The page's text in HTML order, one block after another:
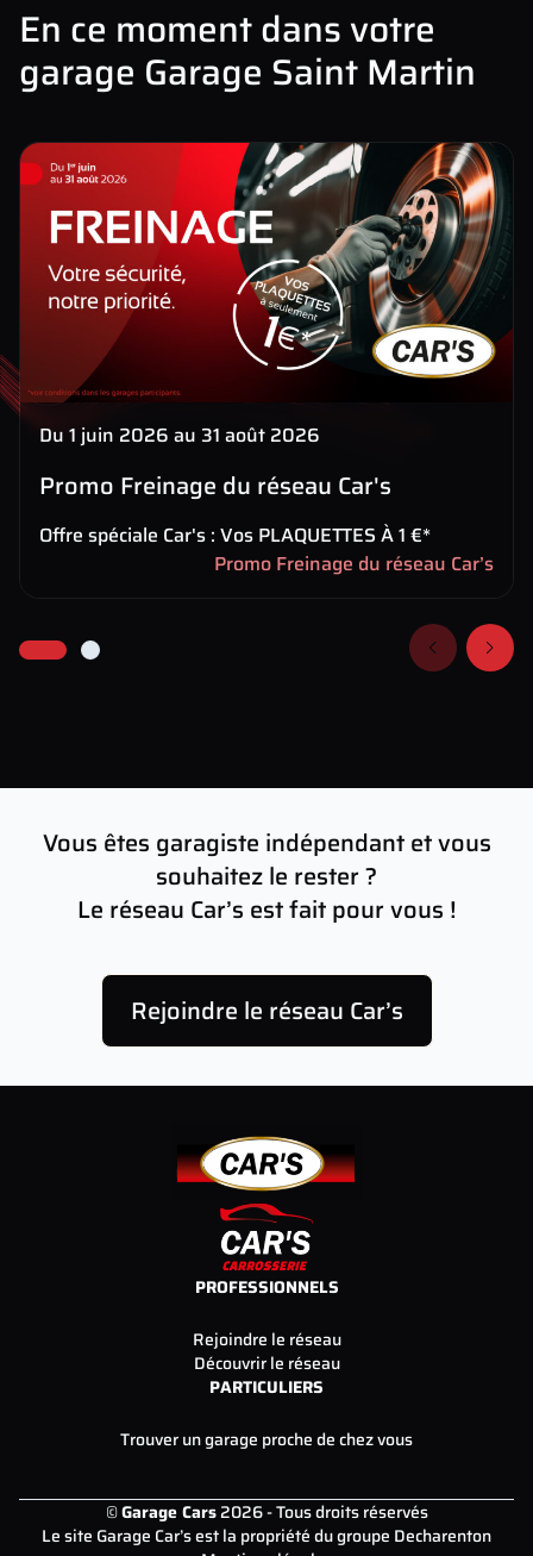
En ce moment dans votre
garage Garage Saint Martin
Du 1 juin 2026 au 31 août 2026
Promo Freinage du réseau Car's
Offre spéciale Car's : Vos PLAQUETTES À 1 €*
Promo Freinage du réseau Car’s
Vous êtes garagiste indépendant et vous
souhaitez le rester ?
Le réseau Car’s est fait pour vous !
Rejoindre le réseau Car’s
PROFESSIONNELS
Rejoindre le réseau
Découvrir le réseau
PARTICULIERS
Trouver un garage proche de chez vous
©Garage Cars2026 - Tous droits réservés
Le site Garage Car’s est la propriété du groupe Decharenton